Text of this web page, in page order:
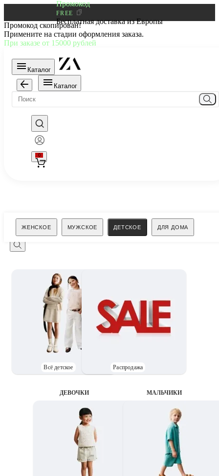
Промокод
FREE
Бесплатная доставка из Европы
Промокод скопирован!
Примените на стадии оформления заказа.
При заказе от 15000 рублей
Каталог
Каталог
0
ЖЕНСКОЕ МУЖСКОЕ ДЕТСКОЕ ДЛЯ ДОМА
Поиск
Всё детское Распродажа
ДЕВОЧКИ MАЛЬЧИКИ